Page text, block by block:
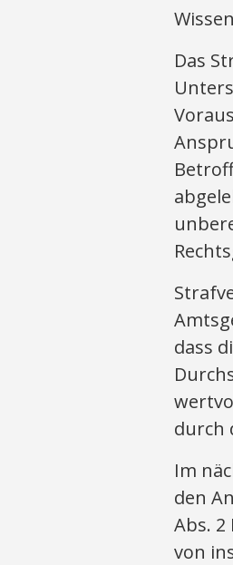
Das
dass
durch
Im
den
Abs.
von